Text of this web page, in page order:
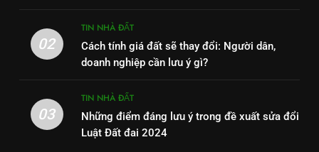
02
TIN NHÀ ĐẤT
Cách tính giá đất sẽ thay đổi: Người dân,
doanh nghiệp cần lưu ý gì?
03
TIN NHÀ ĐẤT
Những điểm đáng lưu ý trong đề xuất sửa đổi
Luật Đất đai 2024